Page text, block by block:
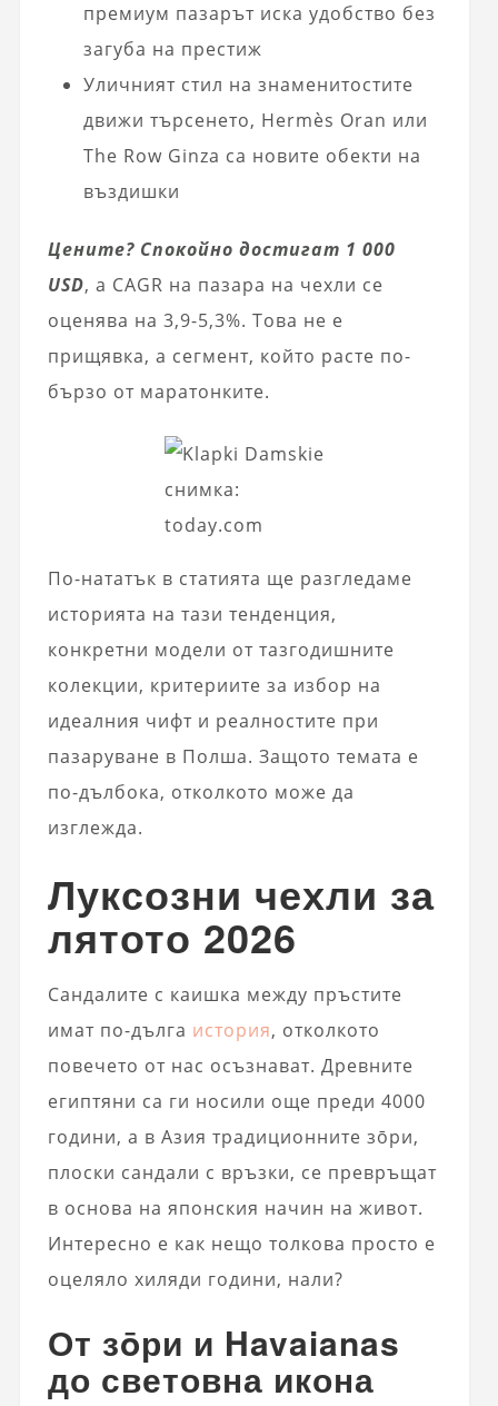
премиум пазарът иска удобство без
загуба на престиж
Уличният стил на знаменитостите
движи търсенето, Hermès Oran или
The Row Ginza са новите обекти на
въздишки
Цените? Спокойно достигат 1 000
USD, а CAGR на пазара на чехли се
оценява на 3,9-5,3%. Това не е
прищявка, а сегмент, който расте по-
бързо от маратонките.
снимка:
today.com
По-нататък в статията ще разгледаме
историята на тази тенденция,
конкретни модели от тазгодишните
колекции, критериите за избор на
идеалния чифт и реалностите при
пазаруване в Полша. Защото темата е
по-дълбока, отколкото може да
изглежда.
Луксозни чехли за
лятото 2026
Сандалите с каишка между пръстите
имат по-дълга история, отколкото
повечето от нас осъзнават. Древните
египтяни са ги носили още преди 4000
години, а в Азия традиционните зōри,
плоски сандали с връзки, се превръщат
в основа на японския начин на живот.
Интересно е как нещо толкова просто е
оцеляло хиляди години, нали?
От зōри и Havaianas
до световна икона